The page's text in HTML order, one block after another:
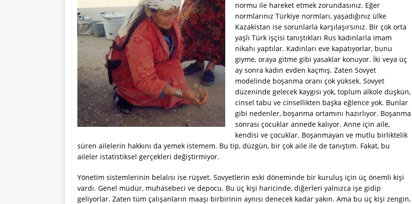
normu ile hareket etmek zorundasınız. Eğer
normlarınız Türkiye normları, yaşadığınız ülke
Kazakistan ise sorunlarla karşılaşırsınız. Bir çok orta
yaşlı Türk işçisi tanıştıkları Rus kadınlarla imam
nikahı yaptılar. Kadınları eve kapatıyorlar, bunu
giyme, oraya gitme gibi yasaklar konuyor. İki veya üç
ay sonra kadın evden kaçmış. Zaten Sovyet
modelinde boşanma oranı çok yüksek. Sovyet
düzeninde gelecek kaygısı yok, toplum alkole düşkün,
cinsel tabu ve cinsellikten başka eğlence yok. Bunlar
gibi nedenler, boşanma ortamını hazırlıyor. Boşanma
sonrası çocuklar annede kalıyor. Anne için aile,
kendisi ve çocuklar. Boşanmayan ve mutlu birliktelik
süren ailelerin hakkını da yemek istemem. Bu tip, düzgün, bir çok aile ile de tanıştım. Fakat, bu
aileler istatistiksel gerçekleri değiştirmiyor.
Yönetim sistemlerinin belalısı ise rüşvet. Sovyetlerin eski döneminde bir kuruluş için üç önemli kişi
vardı. Genel müdür, muhasebeci ve depocu. Bu üç kişi haricinde, diğerleri yalnızca işe gidip
geliyorlar. Zaten tüm çalışanların maaşı birbirinin aynısı denecek kadar yakın. Ama bu üç kişi zengin,